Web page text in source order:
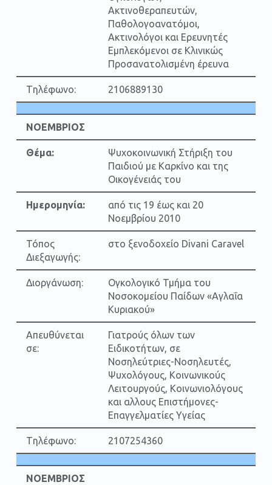
Ακτινοθεραπευτών,
Παθολογοανατόμοι,
Ακτινολόγοι και Ερευνητές
Εμπλεκόμενοι σε Κλινικώς
Προσανατολισμένη έρευνα
Tηλέφωνο: 2106889130
ΝΟΕΜΒΡΙΟΣ
Θέμα:
Ψυχοκοινωνική Στήριξη του
Παιδιού με Καρκίνο και της
Οικογένειάς του
Ημερομηνία:
από τις 19 έως και 20
Νοεμβρίου 2010
Τόπος
Διεξαγωγής:
στο ξενοδοχείο Divani Caravel
Διοργάνωση:
Ογκολογικό Τμήμα του
Νοσοκομείου Παίδων «Αγλαΐα
Κυριακού»
Απευθύνεται
σε:
Γιατρούς όλων των
Ειδικοτήτων, σε
Νοσηλεύτριες-Νοσηλευτές,
Ψυχολόγους, Κοινωνικούς
Λειτουργούς, Κοινωνιολόγους
και αλλους Επιστήμονες-
Επαγγελματίες Υγείας
Tηλέφωνο: 2107254360
ΝΟΕΜΒΡΙΟΣ